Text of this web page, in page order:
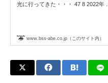
光に行ってきた・・・ 47 8 2022年 ...
www.bss-abe.co.jp（このサイト内）